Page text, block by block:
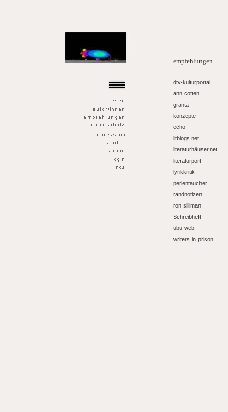
empfehlungen
dtv-kulturportal
ann cotten
granta
konzepte
echo
litblogs.net
literaturhäuser.net
literaturport
lyrikkritik
perlentaucher
randnotizen
ron silliman
Schreibheft
ubu web
writers in prison